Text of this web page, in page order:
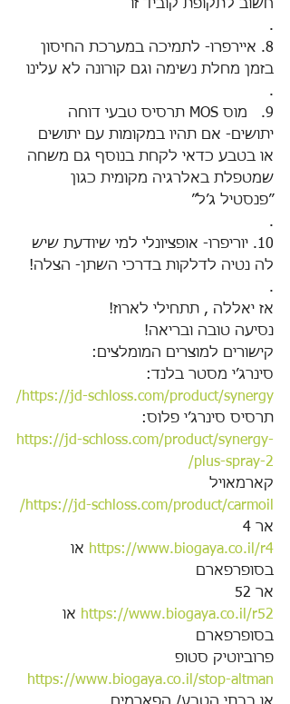
חשוב לתקופת קוביד זו
.
8. איירפרו- לתמיכה במערכת החיסון
בזמן מחלת נשימה וגם קורונה לא עלינו
.
9.   מוס MOS תרסיס טבעי דוחה
יתושים- אם תהיו במקומות עם יתושים
או בטבע כדאי לקחת בנוסף גם משחה
שמטפלת באלרגיה מקומית כגון
״פנסטיל ג׳ל״
.
10. יוריפרו- אופציונלי למי שיודעת שיש
לה נטיה לדלקות בדרכי השתן- הצלה!
.
אז יאללה , תתחילי לארוז!
נסיעה טובה ובריאה!
קישורים למוצרים המומלצים:
סינרג׳י מסטר בלנד:
https://jd-schloss.com/product/synergy/
תרסיס סינרג׳י פלוס:
https://jd-schloss.com/product/synergy-
plus-spray-2/
קארמאויל
https://jd-schloss.com/product/carmoil/
אר 4
https://www.biogaya.co.il/r4 או
בסופרפארם
אר 52
https://www.biogaya.co.il/r52 או
בסופרפארם
פרוביוטיק סטופ
https://www.biogaya.co.il/stop-altman